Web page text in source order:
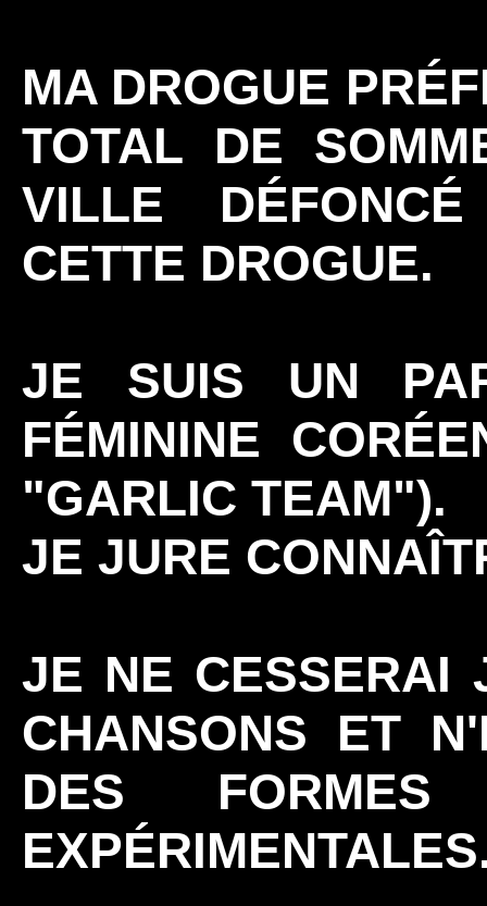
MA DROGUE
TOTAL DE
VILLE
CETTE DROGUE.
JE SUIS UN
FÉMININE
"GARLIC TEAM").
JE JURE
JE NE CESSERAI
CHANSONS ET
DES FORMES